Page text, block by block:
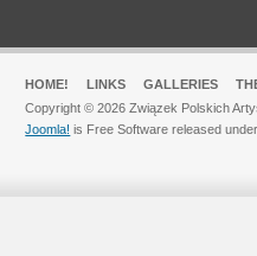
HOME! LINKS GALLERIES
Copyright © 2026 Związek Polskich
Joomla! is Free Software released